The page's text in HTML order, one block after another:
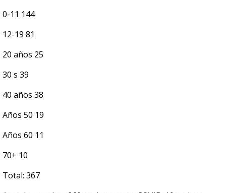
0-11 144
12-19 81
20 años 25
30 s 39
40 años 38
Años 50 19
Años 60 11
70+ 10
Total: 367